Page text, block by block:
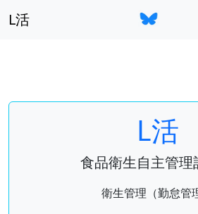
L活
L活
食品衛生自主管理
衛生管理（勤怠管